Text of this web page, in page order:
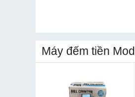
Máy đếm tiền